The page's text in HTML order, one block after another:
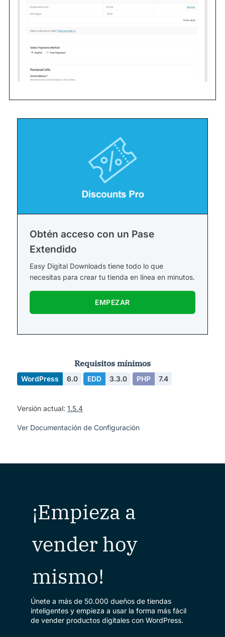
Obtén acceso con un Pase
Extendido
Easy Digital Downloads tiene todo lo que
necesitas para crear tu tienda en línea en minutos.
EMPEZAR
Requisitos mínimos
WordPress 6.0 EDD 3.3.0 PHP 7.4
Versión actual: 1.5.4
Ver Documentación de Configuración
¡Empieza a
vender hoy
mismo!
Únete a más de 50.000 dueños de tiendas
inteligentes y empieza a usar la forma más fácil
de vender productos digitales con WordPress.